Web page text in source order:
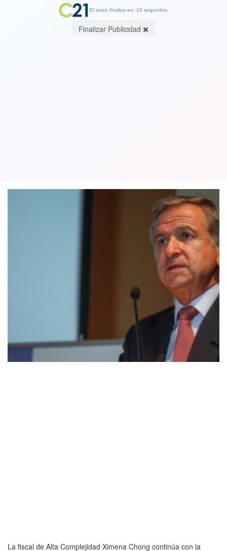
La fiscal de Alta Complejidad Ximena Chong continúa con la
El aviso finaliza en: 19 segundos.
Finalizar Publicidad